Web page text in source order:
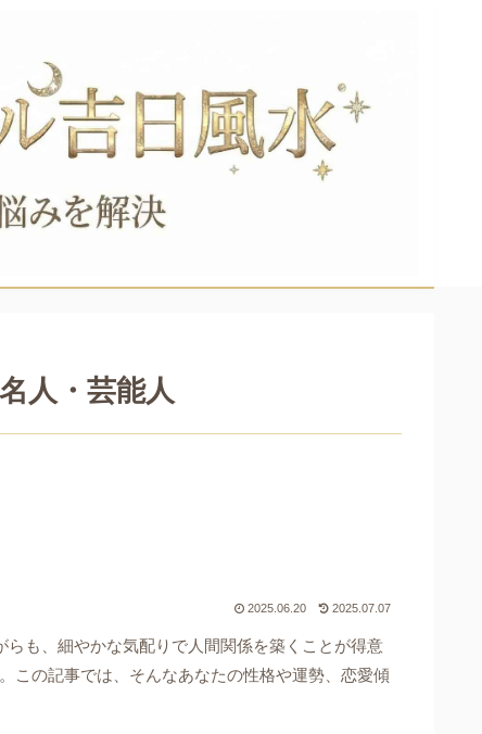
人・芸能人
2025.06.20 2025.07.07
らも、細やかな気配りで人間関係を築くことが得意
この記事では、そんなあなたの性格や運勢、恋愛傾